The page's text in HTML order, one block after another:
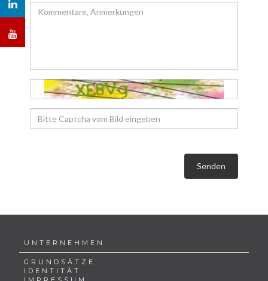
Senden
UNTERNEHMEN
GRUNDSÄTZE
IDENTITÄT